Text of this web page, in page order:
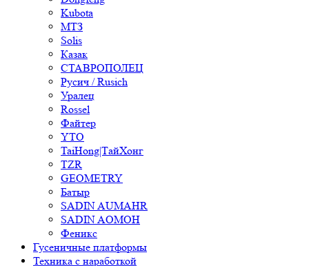
Kubota
МТЗ
Solis
Казак
СТАВРОПОЛЕЦ
Русич / Rusich
Уралец
Rossel
Файтер
YTO
TaiHong|ТайХонг
TZR
GEOMETRY
Батыр
SADIN AUMAHR
SADIN AOMOH
Феникс
Гусеничные платформы
Техника с наработкой